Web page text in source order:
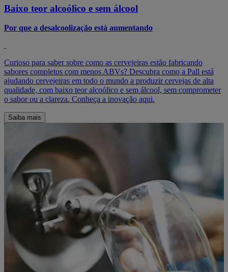
Baixo teor alcoólico e sem álcool
Por que a desalcoolização está aumentando
Curioso para saber sobre como as cervejeiras estão fabricando
sabores completos com menos ABVs? Descubra como a Pall está
ajudando cervejeiras em todo o mundo a produzir cervejas de alta
qualidade, com baixo teor alcoólico e sem álcool, sem comprometer
o sabor ou a clareza. Conheça a inovação aqui.
Saiba mais